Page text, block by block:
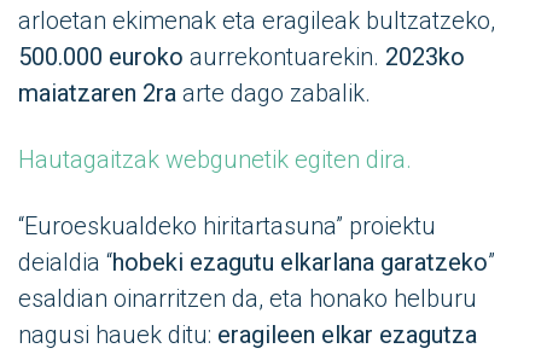
arloetan ekimenak eta eragileak bultzatzeko,
500.000 euroko aurrekontuarekin. 2023ko
maiatzaren 2ra arte dago zabalik.
Hautagaitzak webgunetik egiten dira.
“Euroeskualdeko hiritartasuna” proiektu
deialdia “hobeki ezagutu elkarlana garatzeko”
esaldian oinarritzen da, eta honako helburu
nagusi hauek ditu: eragileen elkar ezagutza